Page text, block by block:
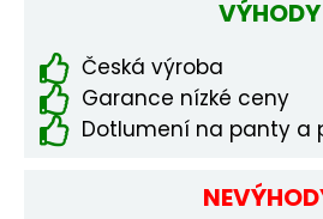
VÝHODY
Česká výroba
Garance nízké ceny
Dotlumení na panty a